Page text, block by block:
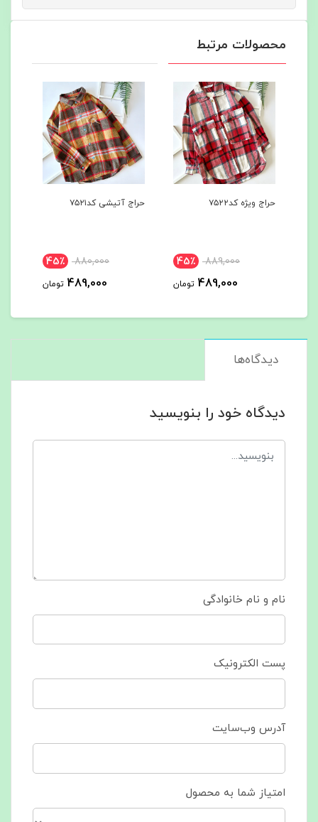
محصولات مرتبط
حراج ویژه کد۷۵۲۲
889,000 45٪
489,000 تومان
حراج آتیشی کد۷۵۲۱
880,000 45٪
489,000 تومان
دیدگاه‌ها
دیدگاه خود را بنویسید
نام و نام خانوادگی
پست الکترونیک
آدرس وب‌سایت
امتیاز شما به محصول